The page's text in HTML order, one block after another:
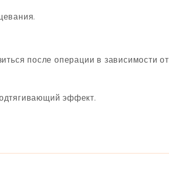
после операции в зависимости от
эффект.